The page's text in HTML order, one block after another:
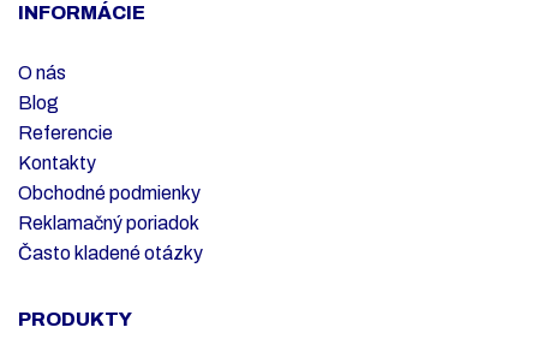
INFORMÁCIE
O nás
Blog
Referencie
Kontakty
Obchodné podmienky
Reklamačný poriadok
Často kladené otázky
PRODUKTY